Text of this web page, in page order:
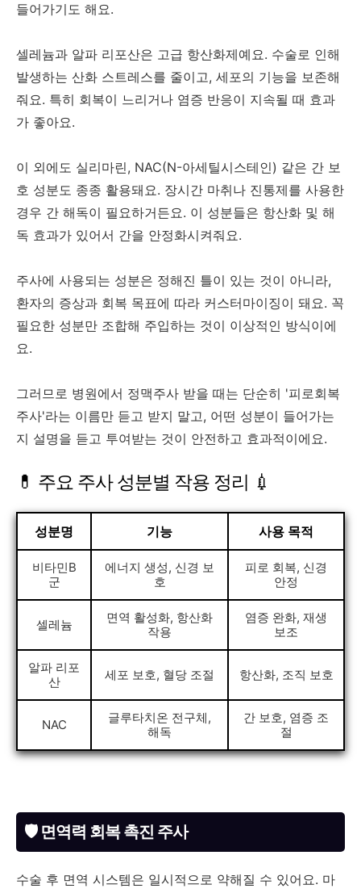
들어가기도 해요.
셀레늄과 알파 리포산은 고급 항산화제예요. 수술로 인해
발생하는 산화 스트레스를 줄이고, 세포의 기능을 보존해
줘요. 특히 회복이 느리거나 염증 반응이 지속될 때 효과
가 좋아요.
이 외에도 실리마린, NAC(N-아세틸시스테인) 같은 간 보
호 성분도 종종 활용돼요. 장시간 마취나 진통제를 사용한
경우 간 해독이 필요하거든요. 이 성분들은 항산화 및 해
독 효과가 있어서 간을 안정화시켜줘요.
주사에 사용되는 성분은 정해진 틀이 있는 것이 아니라,
환자의 증상과 회복 목표에 따라 커스터마이징이 돼요. 꼭
필요한 성분만 조합해 주입하는 것이 이상적인 방식이에
요.
그러므로 병원에서 정맥주사 받을 때는 단순히 '피로회복
주사'라는 이름만 듣고 받지 말고, 어떤 성분이 들어가는
지 설명을 듣고 투여받는 것이 안전하고 효과적이에요.
💊 주요 주사 성분별 작용 정리 💉
성분명 기능 사용 목적
비타민B
군
에너지 생성, 신경 보
호
피로 회복, 신경
안정
셀레늄
면역 활성화, 항산화
작용
염증 완화, 재생
보조
알파 리포
산
세포 보호, 혈당 조절 항산화, 조직 보호
NAC
글루타치온 전구체,
해독
간 보호, 염증 조
절
🛡️ 면역력 회복 촉진 주사
수술 후 면역 시스템은 일시적으로 약해질 수 있어요. 마